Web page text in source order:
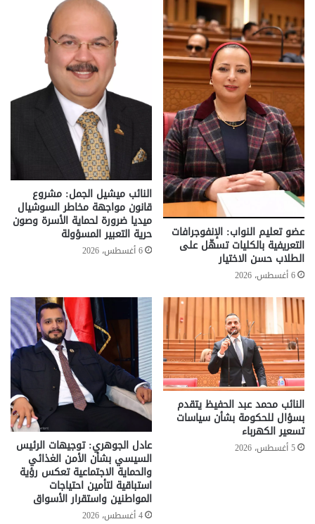
عضو تعليم النواب: الإنفوجرافات
التعريفية بالكليات تسهّل على
الطلاب حسن الاختيار
6 أغسطس، 2026
النائب ميشيل الجمل: مشروع
قانون مواجهة مخاطر السوشيال
ميديا ضرورة لحماية الأسرة وصون
حرية التعبير المسؤولة
6 أغسطس، 2026
النائب محمد عبد الحفيظ يتقدم
بسؤال للحكومة بشأن سياسات
تسعير الكهرباء
5 أغسطس، 2026 عادل الجوهري: توجيهات الرئيس
السيسي بشأن الأمن الغذائي
والحماية الاجتماعية تعكس رؤية
استباقية لتأمين احتياجات
المواطنين واستقرار الأسواق
4 أغسطس، 2026